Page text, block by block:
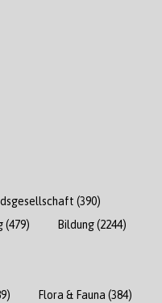
(390)
(479) Bildung(2244)
Flora & Fauna (384)